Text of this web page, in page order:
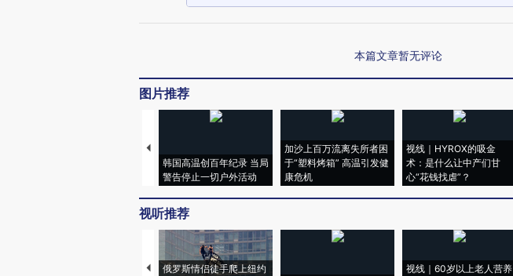
本篇文章暂无评论
图片推荐
韩国高温创百年纪录 当局
警告停止一切户外活动
加沙上百万流离失所者困
于“塑料烤箱” 高温引发健
康危机
视线｜HYROX的吸金
术：是什么让中产们甘
心“花钱找虐”？
视听推荐
俄罗斯情侣徒手爬上纽约
视线｜60岁以上老人营养